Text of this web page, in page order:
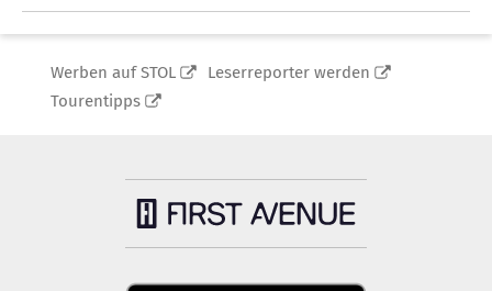
Werben auf STOL
Leserreporter werden
Tourentipps